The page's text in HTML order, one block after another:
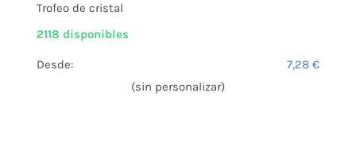
Trofeo de cristal
2118 disponibles
Desde: 7,28 €
(sin personalizar)